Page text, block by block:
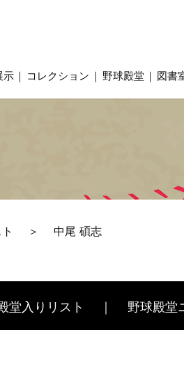
示 コレクション 野球殿堂 図書
中尾 碩志
堂入りリスト 野球殿堂